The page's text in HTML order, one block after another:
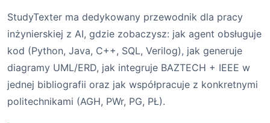
StudyTexter ma dedykowany przewodnik dla pracy
inżynierskiej z AI, gdzie zobaczysz: jak agent obsługuje
kod (Python, Java, C++, SQL, Verilog), jak generuje
diagramy UML/ERD, jak integruje BAZTECH + IEEE w
jednej bibliografii oraz jak współpracuje z konkretnymi
politechnikami (AGH, PWr, PG, PŁ).